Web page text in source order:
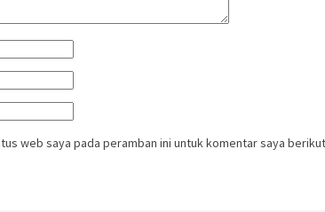
web saya pada peramban ini untuk komentar saya